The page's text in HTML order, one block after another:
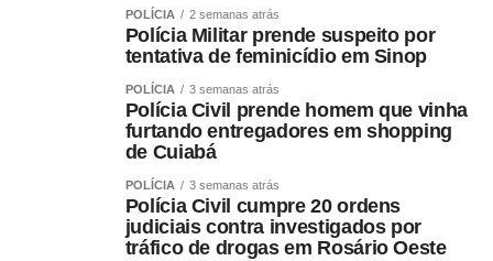
complementares, o sistema apresentará orientações
sobre quais condutas são permitidas ou proibidas pela
legislação eleitoral, de acordo com o tipo de denúncia
selecionado. A medida busca reduzir registros
equivocados ou sem fundamento.
pelo próprio denunciante. Além da descrição do fato, será
possível anexar fotos, vídeos, áudios ou endereços
eletrônicos relacionados à irregularidade apontada.
POLÍCIA 2 semanas atrás
Polícia Militar prende suspeito por
tentativa de feminicídio em Sinop
POLÍCIA 3 semanas atrás
Polícia Civil prende homem que vinha
furtando entregadores em shopping
de Cuiabá
POLÍCIA 3 semanas atrás
Polícia Civil cumpre 20 ordens
judiciais contra investigados por
tráfico de drogas em Rosário Oeste